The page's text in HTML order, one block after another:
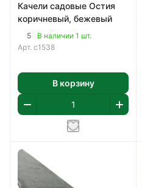
Качели садовые Остия
коричневый, бежевый
5
В наличии 1 шт.
Арт. с1538
В корзину